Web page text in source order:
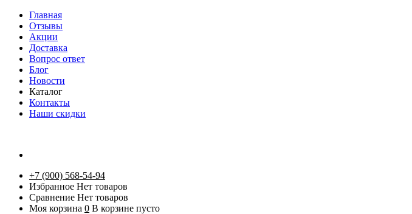
Главная
Отзывы
Акции
Доставка
Вопрос ответ
Блог
Новости
Каталог
Контакты
Наши скидки
+7 (900) 568-54-94
Избранное Нет товаров
Сравнение Нет товаров
Моя корзина 0 В корзине пусто